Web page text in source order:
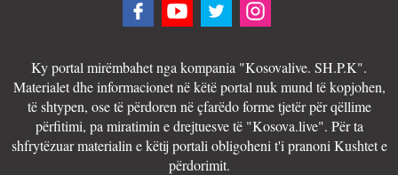
Ky portal mirëmbahet nga kompania "Kosovalive. SH.P.K".
Materialet dhe informacionet në këtë portal nuk mund të kopjohen,
të shtypen, ose të përdoren në çfarëdo forme tjetër për qëllime
përfitimi, pa miratimin e drejtuesve të "Kosova.live". Për ta
shfrytëzuar materialin e këtij portali obligoheni t'i pranoni Kushtet e
përdorimit.